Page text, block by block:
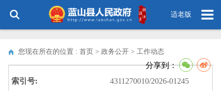
适老版
您现在所在的位置 : 首页 > 政务公开 > 工作动态
分享到：
索引号:
4311270010/2026-01245